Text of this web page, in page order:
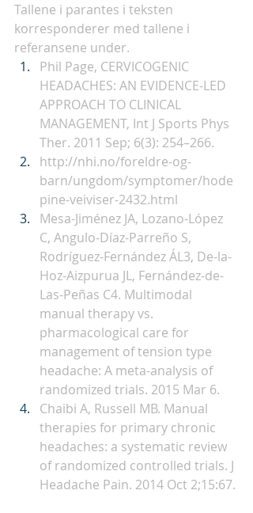
Tallene i parantes i teksten
korresponderer med tallene i
referansene under.
Phil Page, CERVICOGENIC
HEADACHES: AN EVIDENCE-LED
APPROACH TO CLINICAL
MANAGEMENT, Int J Sports Phys
Ther. 2011 Sep; 6(3): 254–266.
http://nhi.no/foreldre-og-
barn/ungdom/symptomer/hode
pine-veiviser-2432.html
Mesa-Jiménez JA, Lozano-López
C, Angulo-Díaz-Parreño S,
Rodríguez-Fernández ÁL3, De-la-
Hoz-Aizpurua JL, Fernández-de-
Las-Peñas C4. Multimodal
manual therapy vs.
pharmacological care for
management of tension type
headache: A meta-analysis of
randomized trials. 2015 Mar 6.
Chaibi A, Russell MB. Manual
therapies for primary chronic
headaches: a systematic review
of randomized controlled trials. J
Headache Pain. 2014 Oct 2;15:67.